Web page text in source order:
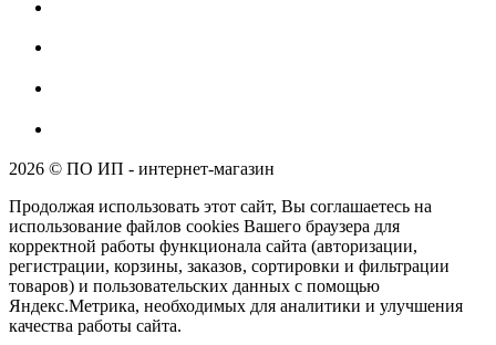
2026 © ПО ИП - интернет-магазин
Продолжая использовать этот сайт, Вы соглашаетесь на
использование файлов cookies Вашего браузера для
корректной работы функционала сайта (авторизации,
регистрации, корзины, заказов, сортировки и фильтрации
товаров) и пользовательских данных с помощью
Яндекс.Метрика, необходимых для аналитики и улучшения
качества работы сайта.